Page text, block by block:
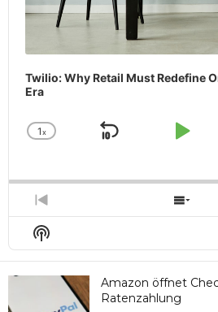
Twilio: Why Retail Must Redefine
Era
Change
1x
Skip
Play
Previous
Episode
Show
Show
Podcast
Information
Amazon öffnet
Ratenzahlung